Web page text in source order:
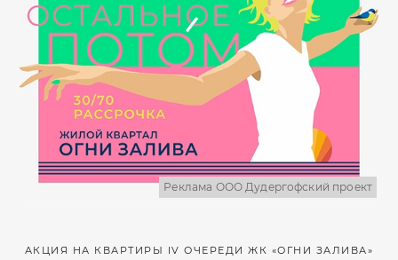
Реклама ООО Дудергофский проект
АКЦИЯ НА КВАРТИРЫ IV ОЧЕРЕДИ ЖК «ОГНИ ЗАЛИВА»